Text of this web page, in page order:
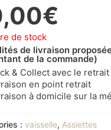
€
de stock
de livraison
de la commande)
& Collect avec le
en point retrait
à domicile sur la
:vaisselle, Assiettes